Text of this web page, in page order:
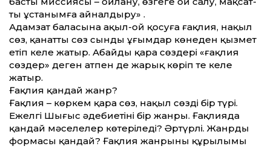
ты ұстанымға айналдыру» .
Адамзат баласына ақыл-ой қосуға ғақлия, нақыл
сөз, қанат­ты сөз сынды ұғымдар көнеден қызмет
етіп келе жатыр. Абайдың қара сөздері «ғақлия
сөздер» деген атпен де жарық көріп те келе
жатыр.
Ғақлия қандай жанр?
Ғақлия – көркем қара сөз, нақыл сөздің бір түрі.
Ежелгі Шығыс әдебие­тінің бір жанры. Ғақлияда
қандай мәселелер көтеріледі? Әртүрлі. Жанрдың
формасы қандай? Ғақлия жанрының құрылымы